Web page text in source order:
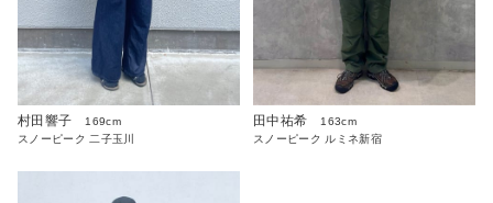
村田響子
169cm
スノーピーク 二子玉川
田中祐希
163cm
スノーピーク ルミネ新宿